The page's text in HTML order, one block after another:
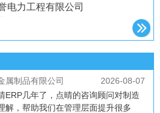
谷电子科技有限公司
协会
山航空装备科技有限责任公司
通信科技有限公司
美医疗美容医院有限公司
电子有限公司